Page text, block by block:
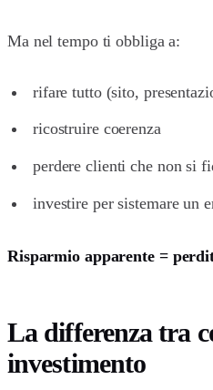
Ma nel tempo ti obbliga a:
rifare tutto (sito,
ricostruire coerenza
perdere clienti che non si
investire per sistemare un
Risparmio apparente =
La differenza tra
investimento